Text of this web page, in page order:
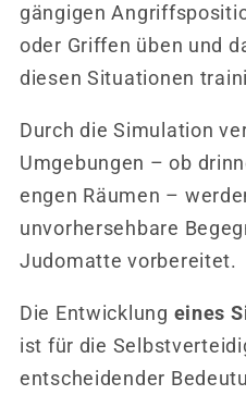
gängigen
oder Griffen üben und
diesen Situationen
Durch die Simulation
Umgebungen – ob
engen Räumen –
unvorhersehbare
Judomatte vorbereitet.
Die Entwicklung eines
ist für die
entscheidender